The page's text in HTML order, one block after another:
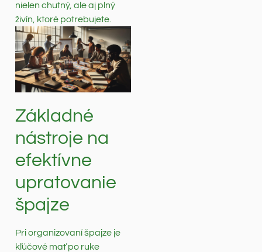
nielen chutný, ale aj plný
živín, ktoré potrebujete.
Základné
nástroje na
efektívne
upratovanie
špajze
Pri organizovaní špajze je
kľúčové mať po ruke